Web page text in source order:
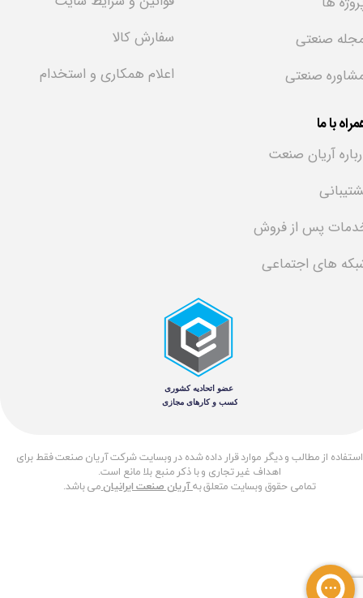
​استفاده از مطالب و دیگر موارد قرار داده شده در وبسایت شرکت آریان صنعت فقط برای
اهداف غیر تجاری و با ذکر منبع بلا مانع است.
تمامی حقوق وبسایت متعلق بهآریان صنعت ایرانیانمی باشد.
با ما
صنعتی
صنعتی
سفارش کالا
اعلام همکاری و استخدام
آریان صنعت
پس از فروش
های اجتماعی